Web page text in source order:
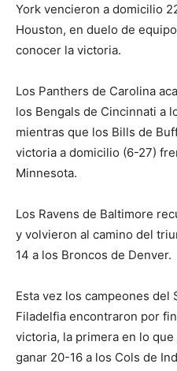
York vencieron a domicilio
Houston, en duelo de
conocer la victoria.
Los Panthers de Carolina
los Bengals de Cincinnati a
mientras que los Bills de
victoria a domicilio (6-27)
Minnesota.
Los Ravens de Baltimore
y volvieron al camino del
14 a los Broncos de Denver.
Esta vez los campeones del
Filadelfia encontraron por
victoria, la primera en lo
ganar 20-16 a los Cols de